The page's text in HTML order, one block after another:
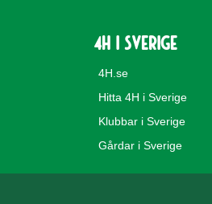
4H i Sverige
4H.se
Hitta 4H i Sverige
Klubbar i Sverige
Gårdar i Sverige